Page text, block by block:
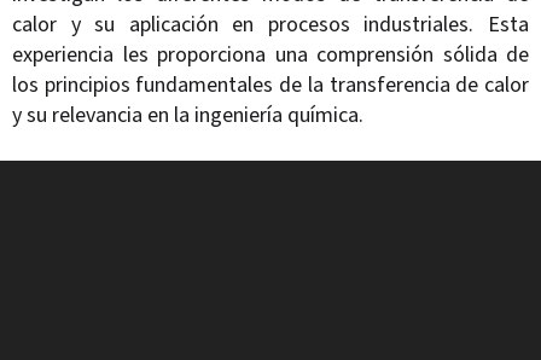
calor y su aplicación en procesos industriales. Esta
experiencia les proporciona una comprensión sólida de
los principios fundamentales de la transferencia de calor
y su relevancia en la ingeniería química.